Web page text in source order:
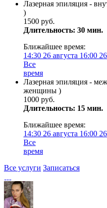
Лазерная эпиляция -
)
1500 руб.
Длительность: 30 мин.
Ближайшее время:
14:30 26 августа 16:00
Все
время
Лазерная эпиляция -
женщины )
1000 руб.
Длительность: 15 мин.
Ближайшее время:
14:30 26 августа 16:00
Все
время
Все услуги Записаться